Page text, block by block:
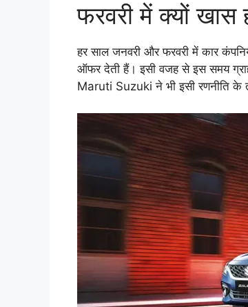
फरवरी में क्यों
हर साल जनवरी और फरवरी में कार
ऑफर देती हैं। इसी वजह से इस समय
Maruti Suzuki ने भी इसी रणनीति के